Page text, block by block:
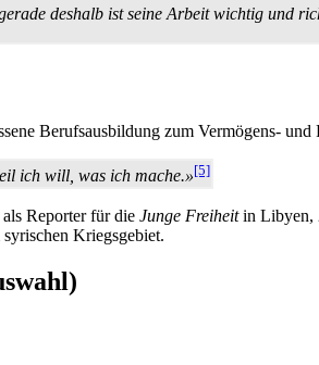
deshalb ist seine Arbeit wichtig und
Berufs­ausbildung zum Vermögens- und
ich will, was ich mache.»[5]
Reporter für die Junge Freiheitin Libyen,
Kriegsgebiet.